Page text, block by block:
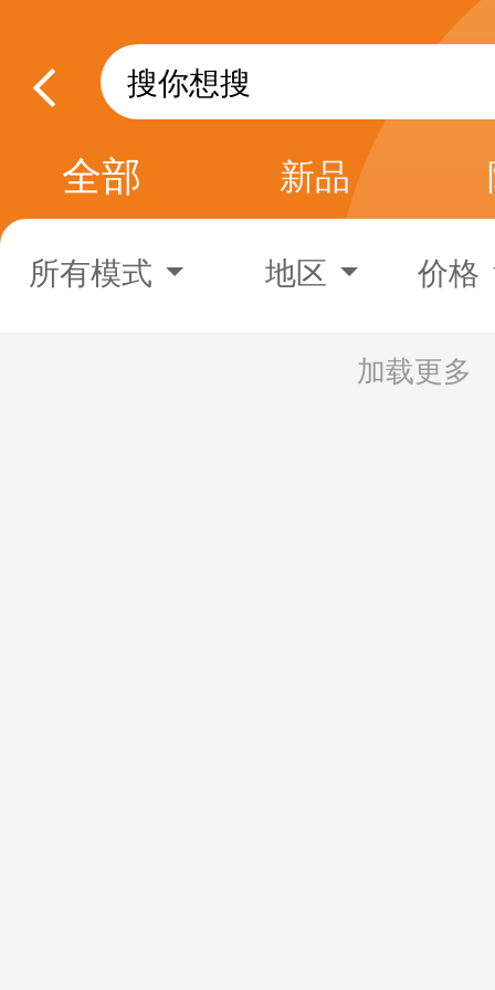
全部 新品
所有模式 地区 价格
加载更多